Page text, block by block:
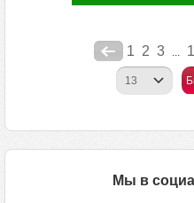
1 2 3 ...
Мы в